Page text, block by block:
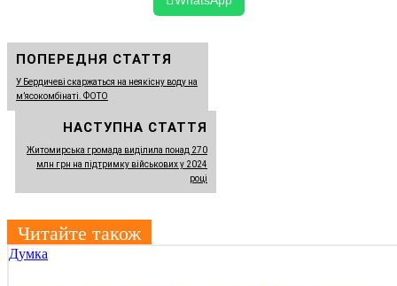
ПОПЕРЕДНЯ СТАТТЯ
У Бердичеві скаржаться на неякісну воду на
м’ясокомбінаті. ФОТО
НАСТУПНА СТАТТЯ
Житомирська громада виділила понад 270
млн грн на підтримку військових у 2024
році
Читайте також
Думка